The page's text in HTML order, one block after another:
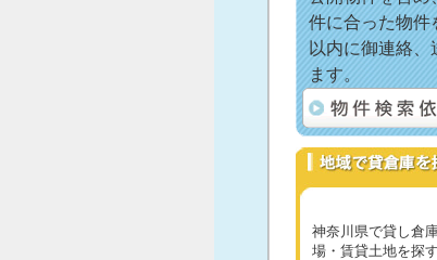
件に合った物件
以内に御連絡、
ます。
神奈川県で貸し倉
場・賃貸土地を探す